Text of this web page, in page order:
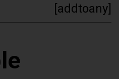
[addtoany]